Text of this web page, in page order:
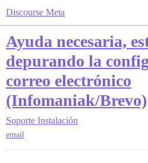
Discourse Meta
Ayuda necesaria,
depurando la
correo electrónico
(Infomaniak/Brevo)
Soporte Instalación
email